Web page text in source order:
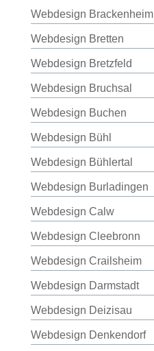
Webdesign Brackenheim
Webdesign Bretten
Webdesign Bretzfeld
Webdesign Bruchsal
Webdesign Buchen
Webdesign Bühl
Webdesign Bühlertal
Webdesign Burladingen
Webdesign Calw
Webdesign Cleebronn
Webdesign Crailsheim
Webdesign Darmstadt
Webdesign Deizisau
Webdesign Denkendorf